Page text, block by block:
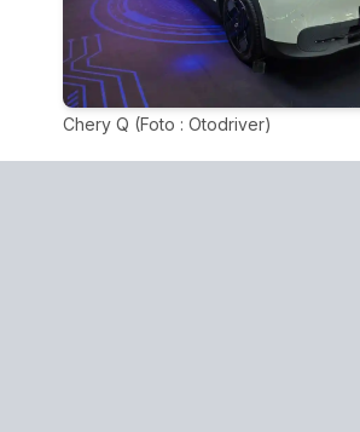
Chery Q (Foto : Otodriver)